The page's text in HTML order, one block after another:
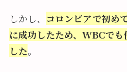
しかし、 コロンビアで初め
に成功したため、WBCで
した。